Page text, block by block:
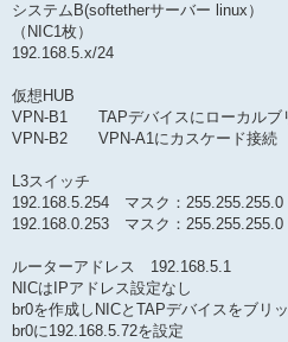
システムB(softetherサーバー linux）
（NIC1枚）
192.168.5.x/24
仮想HUB
VPN-B1 TAPデバイスにローカルブ
VPN-B2 VPN-A1にカスケード接続
L3スイッチ
192.168.5.254 マスク：
192.168.0.253 マスク：
ルーターアドレス 192.168.5.1
NICはIPアドレス設定なし
br0を作成しNICとTAPデバイスをブリ
br0に192.168.5.72を設定